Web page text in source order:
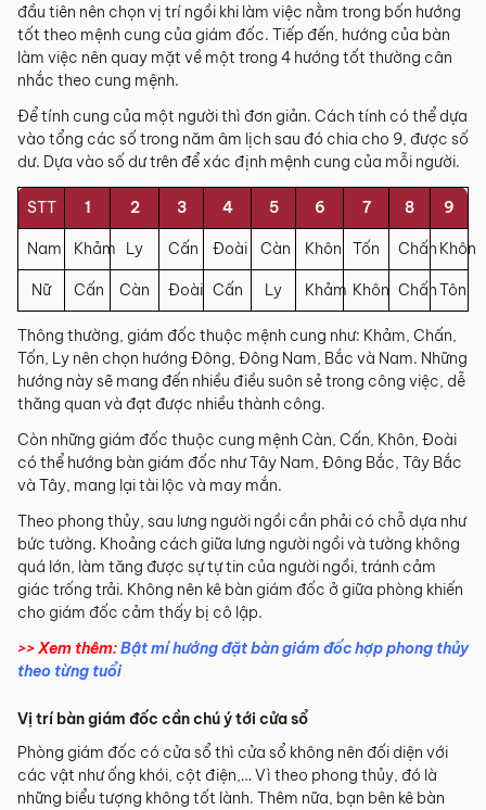
đầu tiên nên chọn vị trí ngồi khi làm việc nằm trong bốn hướng
tốt theo mệnh cung của giám đốc. Tiếp đến, hướng của bàn
làm việc nên quay mặt về một trong 4 hướng tốt thường cân
nhắc theo cung mệnh.
Để tính cung của một người thì đơn giản. Cách tính có thể dựa
vào tổng các số trong năm âm lịch sau đó chia cho 9, được số
dư. Dựa vào số dư trên để xác định mệnh cung của mỗi người.
STT 1 2 3 4 5 6 7 8 9
Nam Khảm Ly Cấn Đoài Càn Khôn Tốn Chấn Khôn
Nữ Cấn Càn Đoài Cấn Ly Khảm Khôn ChấnTôn
Thông thường, giám đốc thuộc mệnh cung như: Khảm, Chấn,
Tốn, Ly nên chọn hướng Đông, Đông Nam, Bắc và Nam. Những
hướng này sẽ mang đến nhiều điều suôn sẻ trong công việc, dễ
thăng quan và đạt được nhiều thành công.
Còn những giám đốc thuộc cung mệnh Càn, Cấn, Khôn, Đoài
có thể hướng bàn giám đốc như Tây Nam, Đông Bắc, Tây Bắc
và Tây, mang lại tài lộc và may mắn.
Theo phong thủy, sau lưng người ngồi cần phải có chỗ dựa như
bức tường. Khoảng cách giữa lưng người ngồi và tường không
quá lớn, làm tăng được sự tự tin của người ngồi, tránh cảm
giác trống trải. Không nên kê bàn giám đốc ở giữa phòng khiến
cho giám đốc cảm thấy bị cô lập.
>> Xem thêm:Bật mí hướng đặt bàn giám đốc hợp phong thủy
theo từng tuổi
Vị trí bàn giám đốc cần chú ý tới cửa sổ
Phòng giám đốc có cửa sổ thì cửa sổ không nên đối diện với
các vật như ống khói, cột điện,… Vì theo phong thủy, đó là
những biểu tượng không tốt lành. Thêm nữa, bạn bên kê bàn